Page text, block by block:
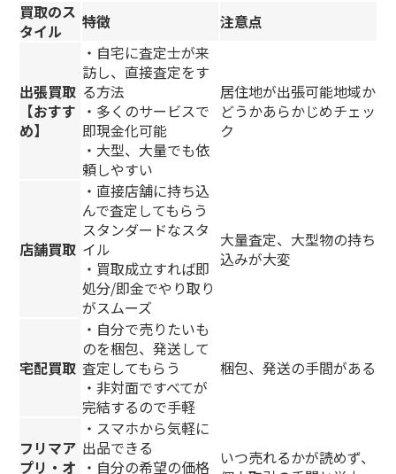
買取のス
タイル
特徴 注意点
出張買取
【おすす
め】
・自宅に査定士が来
訪し、直接査定をす
る方法
・多くのサービスで
即現金化可能
・大型、大量でも依
頼しやすい
居住地が出張可能地域か
どうかあらかじめチェッ
ク
店舗買取
・直接店舗に持ち込
んで査定してもらう
スタンダードなスタ
イル
・買取成立すれば即
処分/即金でやり取り
がスムーズ
大量査定、大型物の持ち
込みが大変
宅配買取
・自分で売りたいも
のを梱包、発送して
査定してもらう
・非対面ですべてが
完結するので手軽
梱包、発送の手間がある
フリマア
プリ・オ
・スマホから気軽に
出品できる
・自分の希望の価格 いつ売れるかが読めず、